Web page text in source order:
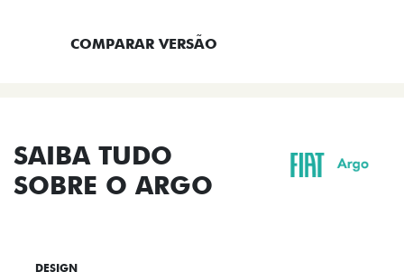
COMPARAR VERSÃO
SAIBA TUDO
SOBRE O ARGO
DESIGN